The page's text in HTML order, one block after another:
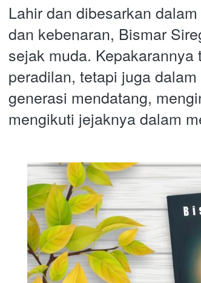
Lahir dan dibesarkan
dan kebenaran, Bismar
sejak muda.
peradilan, tetapi juga
generasi mendatang,
mengikuti jejaknya dalam